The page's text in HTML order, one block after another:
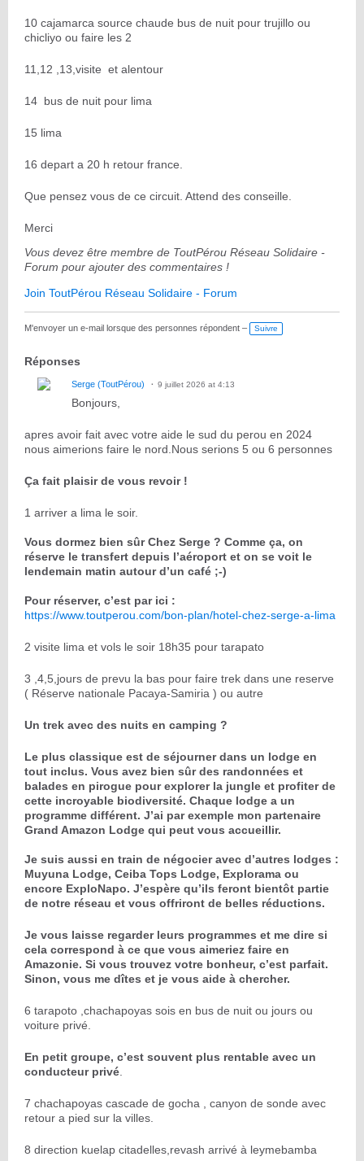
10 cajamarca source chaude bus de nuit pour trujillo ou
chicliyo ou faire les 2
11,12 ,13,visite et alentour
14 bus de nuit pour lima
15 lima
16 depart a 20 h retour france.
Que pensez vous de ce circuit. Attend des conseille.
Merci
Vous devez être membre de ToutPérou Réseau Solidaire -
Forum pour ajouter des commentaires !
Join ToutPérou Réseau Solidaire - Forum
M'envoyer un e-mail lorsque des personnes répondent – Suivre
Réponses
Serge (ToutPérou) 9 juillet 2026 at 4:13
Bonjours,
apres avoir fait avec votre aide le sud du perou en 2024
nous aimerions faire le nord.Nous serions 5 ou 6 personnes
Ça fait plaisir de vous revoir !
1 arriver a lima le soir.
Vous dormez bien sûr Chez Serge ? Comme ça, on
réserve le transfert depuis l’aéroport et on se voit le
lendemain matin autour d’un café ;-)
Pour réserver, c’est par ici :
https://www.toutperou.com/bon-plan/hotel-chez-serge-a-lima
2 visite lima et vols le soir 18h35 pour tarapato
3 ,4,5,jours de prevu la bas pour faire trek dans une reserve
( Réserve nationale Pacaya-Samiria ) ou autre
Un trek avec des nuits en camping ?
Le plus classique est de séjourner dans un lodge en
tout inclus. Vous avez bien sûr des randonnées et
balades en pirogue pour explorer la jungle et profiter de
cette incroyable biodiversité. Chaque lodge a un
programme différent. J’ai par exemple mon partenaire
Grand Amazon Lodge qui peut vous accueillir.
Je suis aussi en train de négocier avec d’autres lodges :
Muyuna Lodge, Ceiba Tops Lodge, Explorama ou
encore ExploNapo. J’espère qu’ils feront bientôt partie
de notre réseau et vous offriront de belles réductions.
Je vous laisse regarder leurs programmes et me dire si
cela correspond à ce que vous aimeriez faire en
Amazonie. Si vous trouvez votre bonheur, c’est parfait.
Sinon, vous me dîtes et je vous aide à chercher.
6 tarapoto ,chachapoyas sois en bus de nuit ou jours ou
voiture privé.
En petit groupe, c’est souvent plus rentable avec un
conducteur privé.
7 chachapoyas cascade de gocha , canyon de sonde avec
retour a pied sur la villes.
8 direction kuelap citadelles,revash arrivé à leymebamba